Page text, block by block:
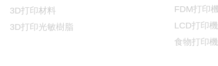
3D打印材料
3D打印光敏樹脂
FDM打印
LCD打印
食物打印